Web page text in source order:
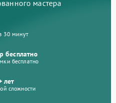
мастера
30 минут
бесплатно
бесплатно
лет
сложности